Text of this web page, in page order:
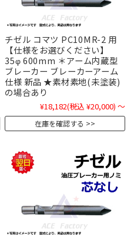
チゼル コマツ PC10MR-2 用
【仕様をお選びください】
35φ 600mm ＊アーム内蔵型
ブレーカー ブレーカーアーム
仕様 新品 ★素材素地(未塗装)
の場合あり
¥18,182(税込 ¥20,000) ～
在庫を確認する